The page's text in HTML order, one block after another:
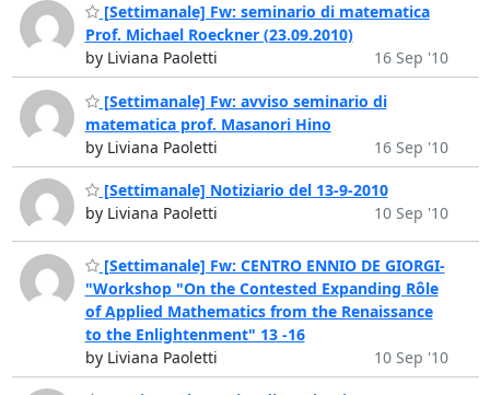
[Settimanale] Fw: seminario di matematica
Prof. Michael Roeckner (23.09.2010)
by Liviana Paoletti
16 Sep '10
[Settimanale] Fw: avviso seminario di
matematica prof. Masanori Hino
by Liviana Paoletti
16 Sep '10
[Settimanale] Notiziario del 13-9-2010
by Liviana Paoletti
10 Sep '10
[Settimanale] Fw: CENTRO ENNIO DE GIORGI-
"Workshop "On the Contested Expanding Rôle
of Applied Mathematics from the Renaissance
to the Enlightenment" 13 -16
by Liviana Paoletti
10 Sep '10